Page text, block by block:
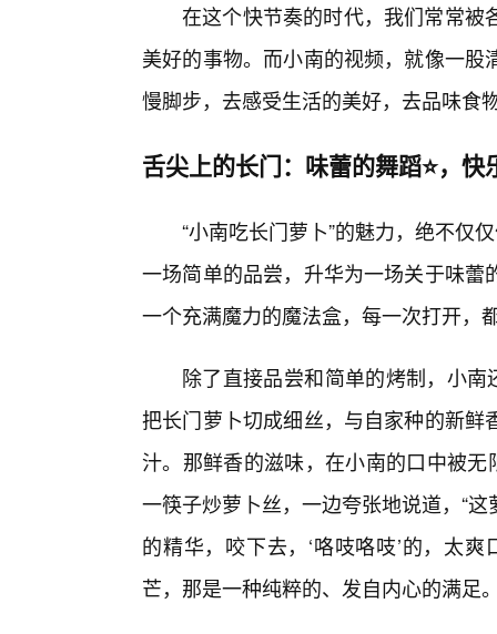
在这个快节奏的时代，我们常常被
美好的事物。而小南的视频，就像一
慢脚步，去感受生活的美好，去品味食
舌尖上的长门：味蕾的舞蹈⭐，快
“小南吃长门萝卜”的魅力，绝不仅
一场简单的品尝，升华为一场关于味
一个充满魔力的魔法盒，每一次打开，
除了直接品尝和简单的烤制，小南
把长门萝卜切成细丝，与自家种的新
汁。那鲜香的滋味，在小南的口中被
一筷子炒萝卜丝，一边夸张地说道，“
的精华，咬下去，‘咯吱咯吱’的，太
芒，那是一种纯粹的、发自内心的满足